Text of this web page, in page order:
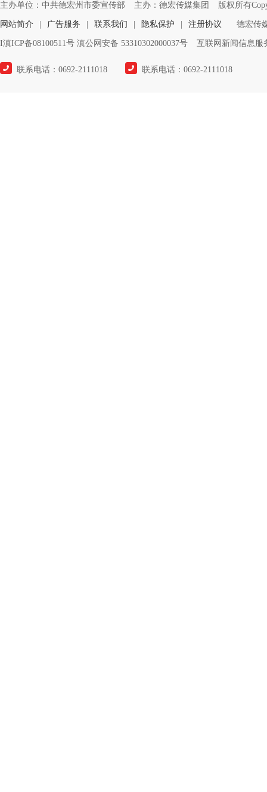
主办单位：中共德宏州市委宣传部 主办：德宏传媒集团 版权所有
网站简介 广告服务 联系我们 隐私保护 注册协议 德宏传
I滇ICP备08100511号 滇公网安备 53310302000037号 互联网新闻信息服
联系电话：0692-2111018 联系电话：0692-2111018